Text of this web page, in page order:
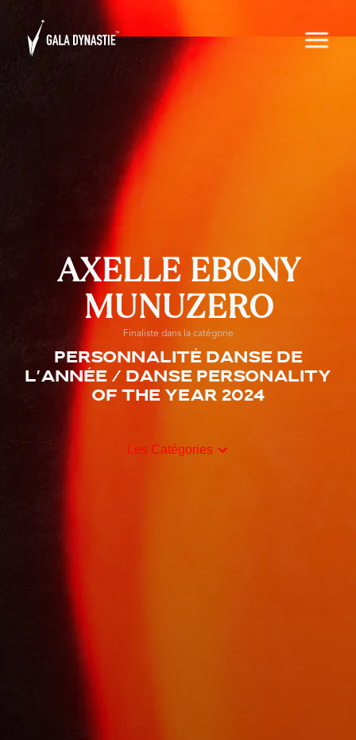
AXELLE EBONY
MUNUZERO
Finaliste dans la catégorie
Personnalité danse de
l'année / Danse Personality
Of The Year 2024
Les Catégories